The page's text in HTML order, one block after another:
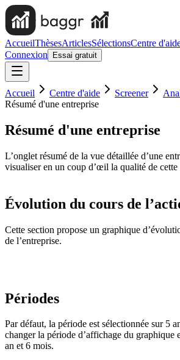
AccueilThèsesArticlesSélectionsCentre
Connexion
Essai gratuit
Accueil Centre d'aide Screener
Résumé d'une entreprise
Résumé d'une entreprise
L’onglet résumé de la vue détaillée d’une
visualiser en un coup d’œil la qualité de cette
Évolution du cours de
Cette section propose un graphique
de l’entreprise.
Périodes
Par défaut, la période est sélectionnée sur 5
changer la période d’affichage du graphique
an et 6 mois.